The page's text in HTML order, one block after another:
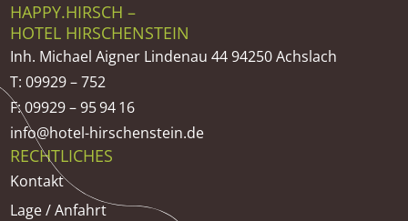
HAPPY.HIRSCH –
HOTEL HIRSCHENSTEIN
Inh. Michael Aigner Lindenau 44 94250 Achslach
T: 09929 – 752
F: 09929 – 95 94 16
info@hotel-hirschenstein.de
RECHTLICHES
Kontakt
Lage / Anfahrt